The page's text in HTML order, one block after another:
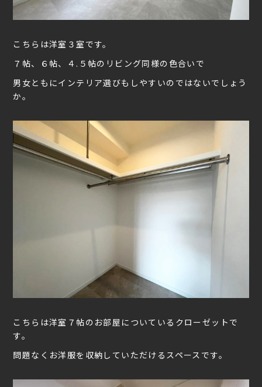
こちらは洋室３室です。
７帖、６帖、４.５帖のリビング同様の色合いで
男女ともにインテリア選びもしやすいのではないでしょう
か。
こちらは洋室７帖のお部屋についているクローゼットで
す。
問題なくお洋服を収納していただけるスペースです。